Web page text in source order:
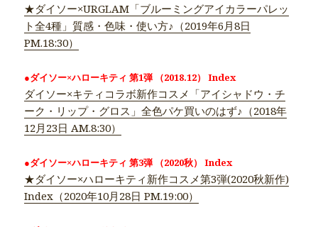
★ダイソー×URGLAM「ブルーミングアイカラーパレッ
ト全4種」質感・色味・使い方♪（2019年6月8日
PM.18:30）
●ダイソー×ハローキティ 第1弾 （2018.12） Index
ダイソー×キティコラボ新作コスメ「アイシャドウ・チ
ーク・リップ・グロス」全色パケ買いのはず♪（2018年
12月23日 AM.8:30）
●ダイソー×ハローキティ 第3弾 （2020秋） Index
★ダイソー×ハローキティ新作コスメ第3弾(2020秋新作)
Index（2020年10月28日 PM.19:00）